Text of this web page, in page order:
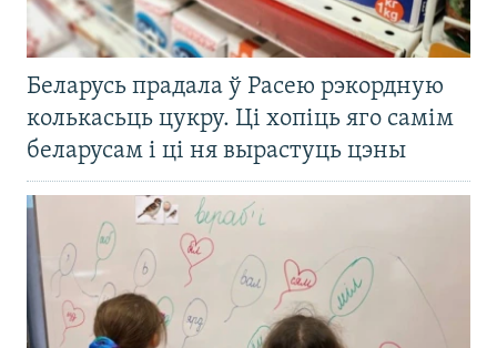
Беларусь прадала ў Расею рэкордную
колькасьць цукру. Ці хопіць яго самім
беларусам і ці ня вырастуць цэны